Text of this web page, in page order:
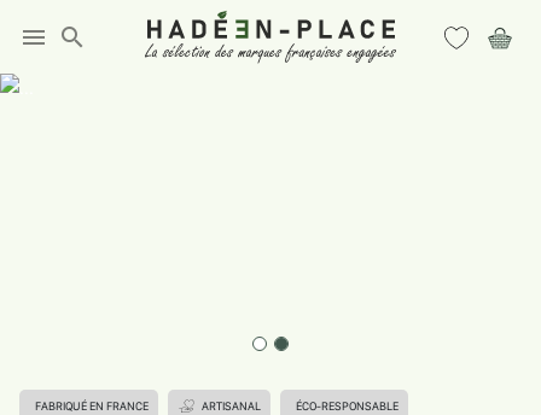
menu search
FABRIQUÉ EN FRANCE ARTISANAL ÉCO-RESPONSABLE